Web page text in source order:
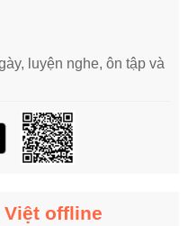
luyện nghe, ôn tập và
offline